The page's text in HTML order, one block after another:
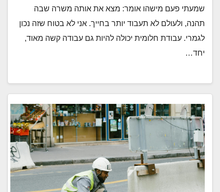
שמעתי פעם מישהו אומר: מצא את אותה משרה שבה
תהנה, ולעולם לא תעבוד יותר בחייך. אני לא בטוח שזה נכון
לגמרי. עבודת חלומית יכולה להיות גם עבודה קשה מאוד,
יחד…